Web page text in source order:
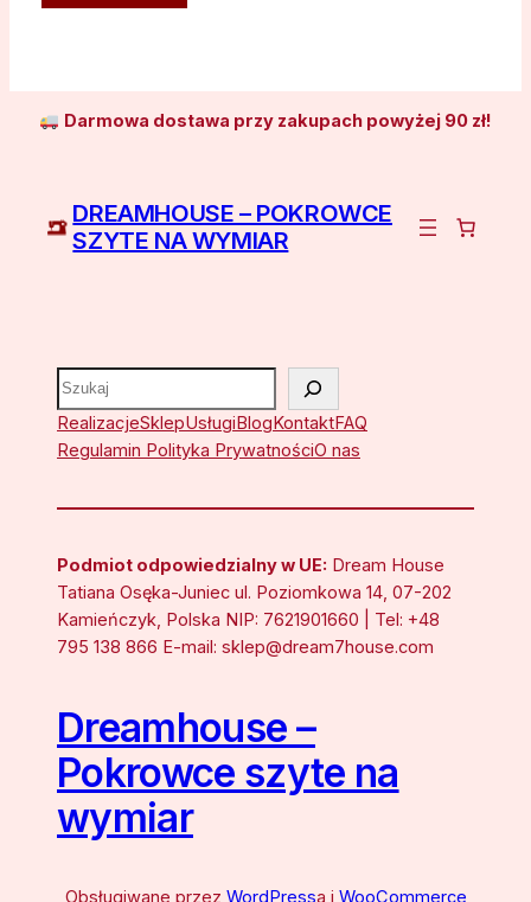
Darmowa dostawa przy zakupach powyżej 90 zł!
DREAMHOUSE – POKROWCE
SZYTE NA WYMIAR
Szukaj
RealizacjeSklepUsługiBlogKontaktFAQ
Regulamin Polityka PrywatnościO nas
Podmiot odpowiedzialny w UE: Dream House
Tatiana Osęka-Juniec ul. Poziomkowa 14, 07-202
Kamieńczyk, Polska NIP: 7621901660 | Tel: +48
795 138 866 E-mail: sklep@dream7house.com
Dreamhouse –
Pokrowce szyte na
wymiar
Obsługiwane przez WordPressa i WooCommerce